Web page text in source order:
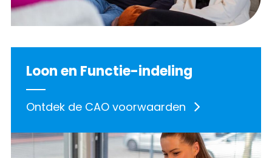
Loon en Functie-indeling
Ontdek de CAO voorwaarden